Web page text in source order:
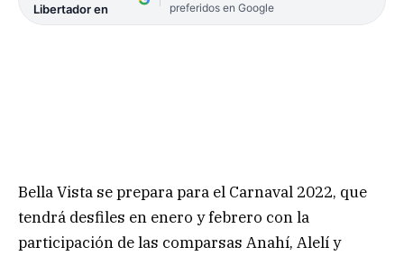
Libertador en
preferidos en Google
Bella Vista se prepara para el Carnaval 2022, que
tendrá desfiles en enero y febrero con la
participación de las comparsas Anahí, Alelí y